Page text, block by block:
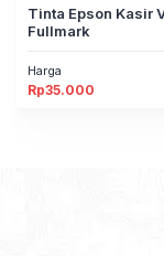
Tinta Epson Kasir
Fullmark
Harga
Rp35.000